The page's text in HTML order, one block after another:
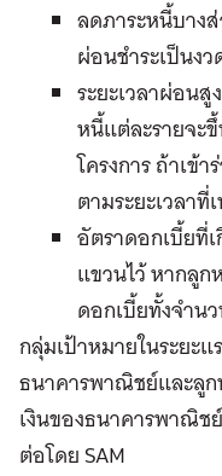
ลดภาระหนี้บาง
ผ่อนชำระเป็นงว
ระยะเวลาผ่อน
หนี้แต่ละรายจะ
โครงการ ถ้าเข้
ตามระยะเวลาที่
อัตราดอกเบี้ยที่เ
แขวนไว้ หากลูก
ดอกเบี้ยทั้งจำน
กลุ่มเป้าหมายในระยะ
ธนาคารพาณิชย์และลู
เงินของธนาคารพาณิช
ต่อโดย SAM